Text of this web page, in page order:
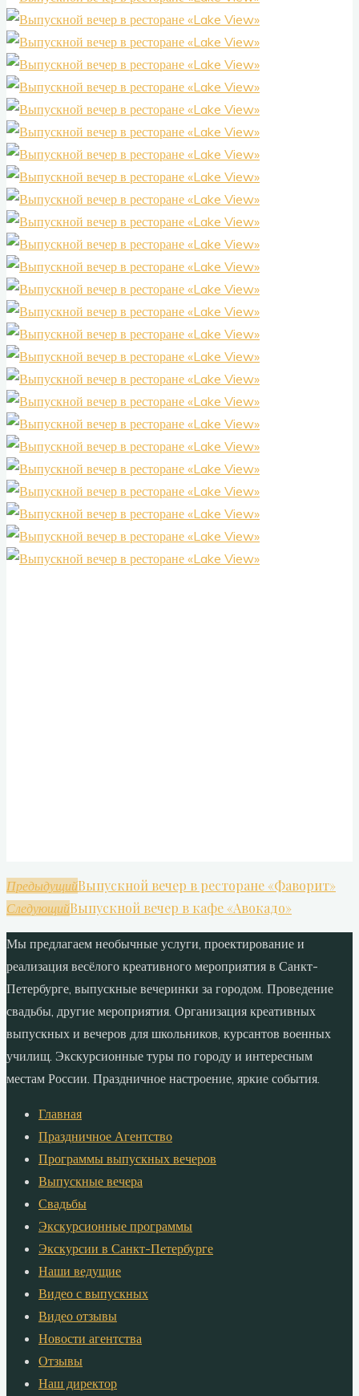
ПредыдущийВыпускной вечер в ресторане «Фаворит»
СледующийВыпускной вечер в кафе «Авокадо»
Мы предлагаем необычные услуги, проектирование и
реализация весёлого креативного мероприятия в Санкт-
Петербурге, выпускные вечеринки за городом. Проведение
свадьбы, другие мероприятия. Организация креативных
выпускных и вечеров для школьников, курсантов военных
училищ. Экскурсионные туры по городу и интересным
местам России. Праздничное настроение, яркие события.
Главная
Праздничное Агентство
Программы выпускных вечеров
Выпускные вечера
Свадьбы
Экскурсионные программы
Экскурсии в Санкт-Петербурге
Наши ведущие
Видео с выпускных
Видео отзывы
Новости агентства
Отзывы
Наш директор